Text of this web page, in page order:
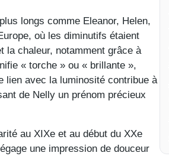
longs comme Eleanor, Helen,
où les diminutifs étaient
la chaleur, notamment grâce à
« torche » ou « brillante »,
lien avec la luminosité contribue à
de Nelly un prénom précieux
au XIXe et au début du XXe
une impression de douceur